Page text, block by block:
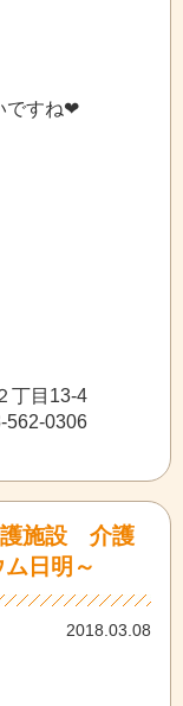
ですね❤
丁目13-4
0306
護施設 介護
日明～
2018.03.08